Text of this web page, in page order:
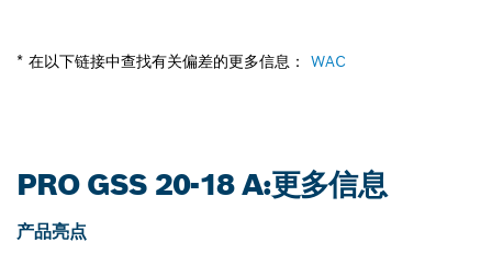
* 在以下链接中查找有关偏差的更多信息： WAC
PRO GSS 20-18 A:更多信息
产品亮点